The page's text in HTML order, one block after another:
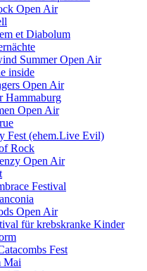
Open Air
et Diabolum
Summer Open Air
inside
Open Air
Hammaburg
Open Air
Fest (ehem.Live Evil)
Rock
Open Air
Festival
Open Air
für krebskranke Kinder
Fest
Mai